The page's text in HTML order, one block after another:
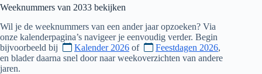
Weeknummers van 2033 bekijken
Wil je de weeknummers van een ander jaar opzoeken? Via
onze kalenderpagina’s navigeer je eenvoudig verder. Begin
bijvoorbeeld bij
Kalender 2026 of Feestdagen 2026,
en blader daarna snel door naar weekoverzichten van andere
jaren.